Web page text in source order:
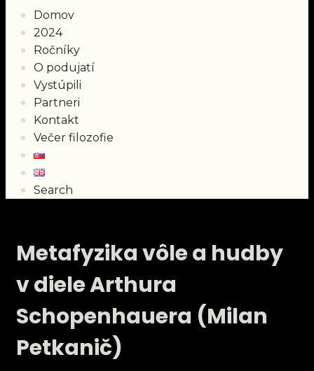
Domov
2024
Ročníky
O podujatí
Vystúpili
Partneri
Kontakt
Večer filozofie
Search
Metafyzika vôle a hudby
v diele Arthura
Schopenhauera (Milan
Petkanič)